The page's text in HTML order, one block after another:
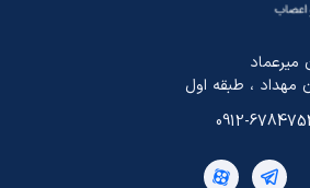
میرعماد
0912-